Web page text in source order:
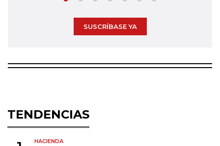
SUSCRÍBASE YA
TENDENCIAS
HACIENDA